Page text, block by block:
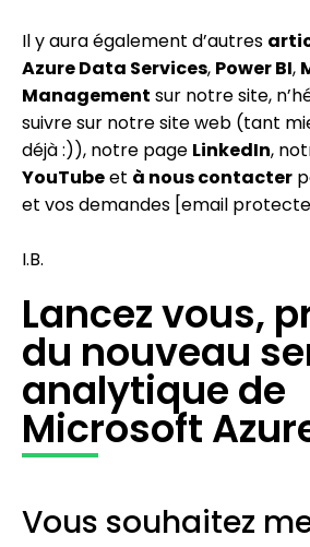
Il y aura également d’autres
Azure Data Services, Power BI,
Management sur notre site,
suivre sur notre site web (tant
déjà :)), notre page LinkedIn,
YouTubeet à nous contacter
et vos demandes [email
I.B.
Lancez vous,
du nouveau
analytique de
Microsoft
Vous souhaitez